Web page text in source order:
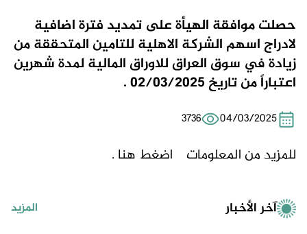
حصلت موافقة الهيأة على تمديد فترة اضافية
لادراج اسهم الشركة الاهلية للتامين المتحققة من
زيادة في سوق العراق للاوراق المالية لمدة شهرين
اعتباراً من تاريخ 02/03/2025 .
04/03/2025
3736
للمزيد من المعلومات اضغط هنا .
آخر الأخبار المزيد